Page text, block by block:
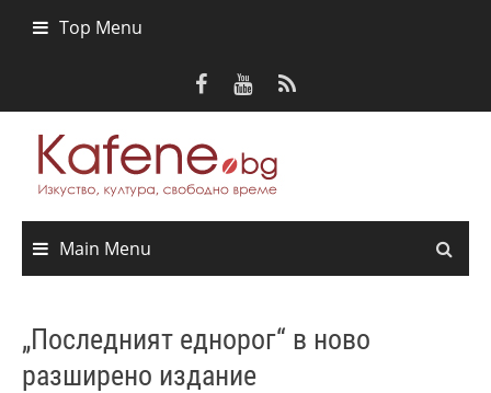
Top Menu
Main Menu
„Последният еднорог“ в ново
разширено издание